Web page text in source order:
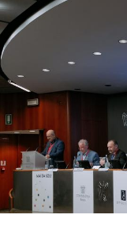
la
navegación